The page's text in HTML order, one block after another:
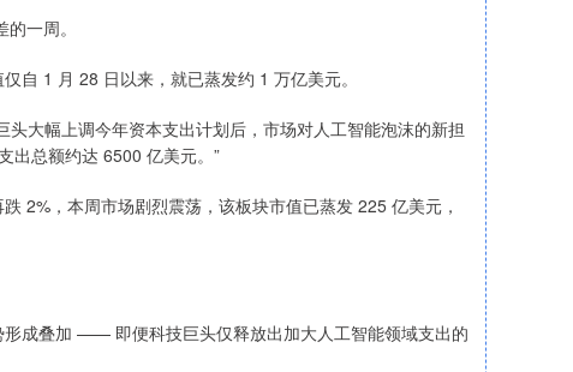
一周。
1 月 28 日以来，就已蒸发约 1 万亿美元。
大幅上调今年资本支出计划后，市场对人工智能泡沫的新担
总额约达 6500 亿美元。”
，本周市场剧烈震荡，该板块市值已蒸发 225 亿美元，
成叠加 —— 即便科技巨头仅释放出加大人工智能领域支出的